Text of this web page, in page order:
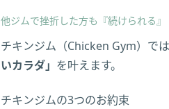
他ジムで挫折した方も『続けられる』
チキンジム（Chicken Gym）で
いカラダ」 を叶えます。
チキンジムの3つのお約束